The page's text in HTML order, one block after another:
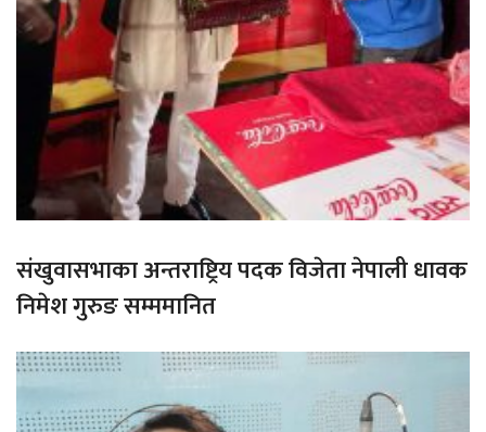
संखुवासभाका अन्तराष्ट्रिय पदक विजेता नेपाली धावक
निमेश गुरुङ सम्ममानित